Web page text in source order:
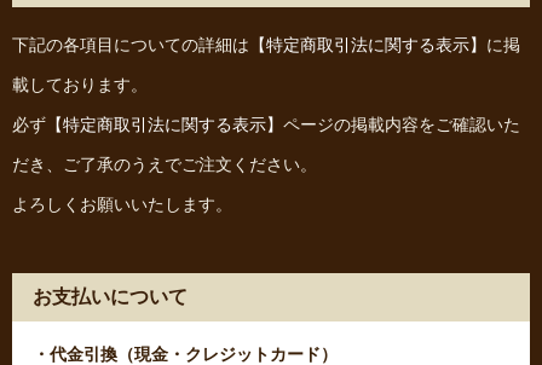
下記の各項目についての詳細は 【特定商取引法に関する表示】 に掲
載しております。
必ず 【特定商取引法に関する表示】 ページの掲載内容をご確認いた
だき、ご了承のうえでご注文ください。
よろしくお願いいたします。
お支払いについて
・代金引換（現金・クレジットカード）